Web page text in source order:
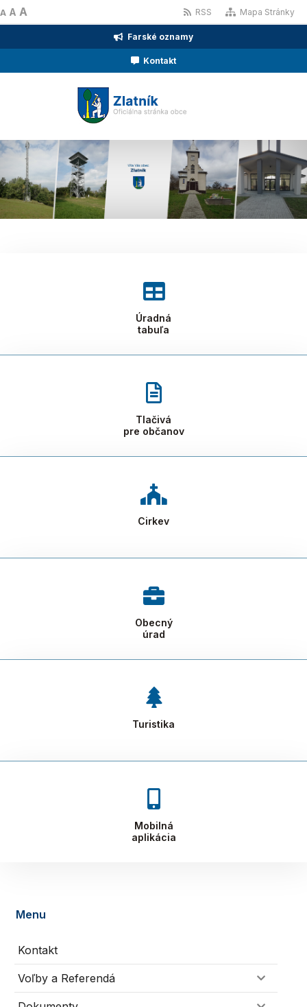
A A A RSS Mapa Stránky
Farské oznamy
Kontakt
Úradná
tabuľa
Tlačivá
pre občanov
Cirkev
Obecný
úrad
Turistika
Mobilná
aplikácia
Menu
Kontakt
Voľby a Referendá